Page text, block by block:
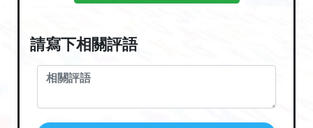
請寫下相關評語